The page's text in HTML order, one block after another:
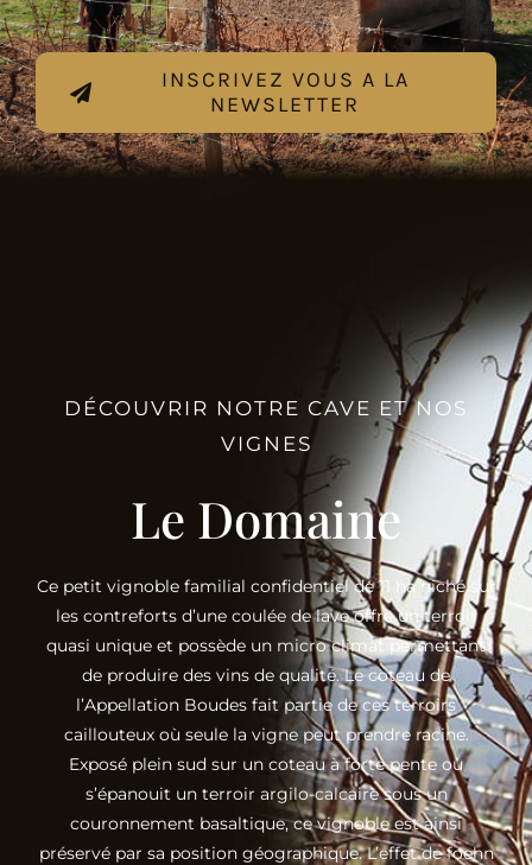
:
INSCRIVEZ VOUS A LA
NEWSLETTER
DÉCOUVRIR NOTRE CAVE ET NOS
VIGNES
Le Domaine
Ce petit vignoble familial confidentiel de 11 ha niché sur
les contreforts d’une coulée de lave offre un terroir
quasi unique et possède un micro climat permettant
de produire des vins de qualité. Le coteau de
l’Appellation Boudes fait partie de ces terroirs
caillouteux où seule la vigne peut prendre racine.
Exposé plein sud sur un coteau à forte pente où
s’épanouit un terroir argilo-calcaire sous un
couronnement basaltique, ce vignoble est ainsi
préservé par sa position géographique. L’effet de foehn